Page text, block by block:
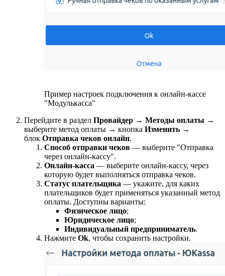
Пример настроек подключения к онлайн-кассе
"Модулькасса"
Перейдите в раздел Провайдер → Методы оплаты →
выберите метод оплаты → кнопка Изменить →
блок Отправка чеков онлайн.
Способ отправки чеков — выберите "Отправка
через онлайн-кассу".
Онлайн-касса — выберите онлайн-кассу, через
которую будет выполняться отправка чеков.
Статус плательщика — укажите, для каких
плательщиков будет применяться указанный метод
оплаты. Доступны варианты:
Физическое лицо;
Юридическое лицо;
Индивидуальный предприниматель.
Нажмите Ok, чтобы сохранить настройки.